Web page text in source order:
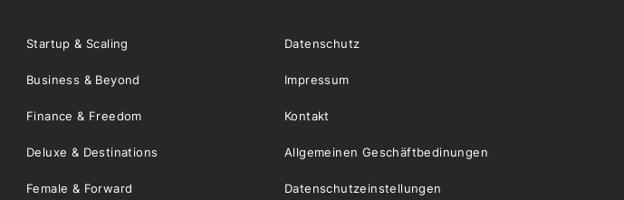
Startup & Scaling
Business & Beyond
Finance & Freedom
Deluxe & Destinations
Female & Forward
Datenschutz
Impressum
Kontakt
Allgemeinen Geschäftbedinungen
Datenschutzeinstellungen